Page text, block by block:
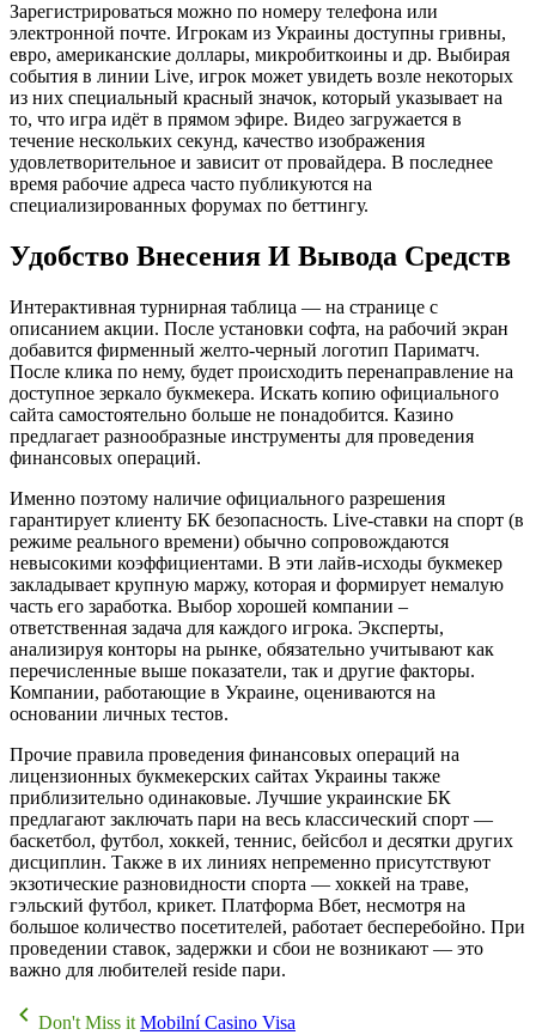
Зарегистрироваться можно по номеру телефона или
электронной почте. Игрокам из Украины доступны гривны,
евро, американские доллары, микробиткоины и др. Выбирая
события в линии Live, игрок может увидеть возле некоторых
из них специальный красный значок, который указывает на
то, что игра идёт в прямом эфире. Видео загружается в
течение нескольких секунд, качество изображения
удовлетворительное и зависит от провайдера. В последнее
время рабочие адреса часто публикуются на
специализированных форумах по беттингу.
Удобство Внесения И Вывода Средств
Интерактивная турнирная таблица — на странице с
описанием акции. После установки софта, на рабочий экран
добавится фирменный желто-черный логотип Париматч.
После клика по нему, будет происходить перенаправление на
доступное зеркало букмекера. Искать копию официального
сайта самостоятельно больше не понадобится. Казино
предлагает разнообразные инструменты для проведения
финансовых операций.
Именно поэтому наличие официального разрешения
гарантирует клиенту БК безопасность. Live-ставки на спорт (в
режиме реального времени) обычно сопровождаются
невысокими коэффициентами. В эти лайв-исходы букмекер
закладывает крупную маржу, которая и формирует немалую
часть его заработка. Выбор хорошей компании –
ответственная задача для каждого игрока. Эксперты,
анализируя конторы на рынке, обязательно учитывают как
перечисленные выше показатели, так и другие факторы.
Компании, работающие в Украине, оцениваются на
основании личных тестов.
Прочие правила проведения финансовых операций на
лицензионных букмекерских сайтах Украины также
приблизительно одинаковые. Лучшие украинские БК
предлагают заключать пари на весь классический спорт —
баскетбол, футбол, хоккей, теннис, бейсбол и десятки других
дисциплин. Также в их линиях непременно присутствуют
экзотические разновидности спорта — хоккей на траве,
гэльский футбол, крикет. Платформа Вбет, несмотря на
большое количество посетителей, работает бесперебойно. При
проведении ставок, задержки и сбои не возникают — это
важно для любителей reside пари.
Don't Miss it Mobilní Casino Visa